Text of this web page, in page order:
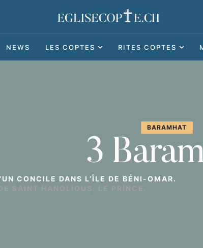
NEWS LES COPTES RITES COPTES
BARAMHAT
3
CONCILE DANS L’ÎLE DE BÉNI-OMAR.
SAINT HANOLIOUS, LE PRINCE.